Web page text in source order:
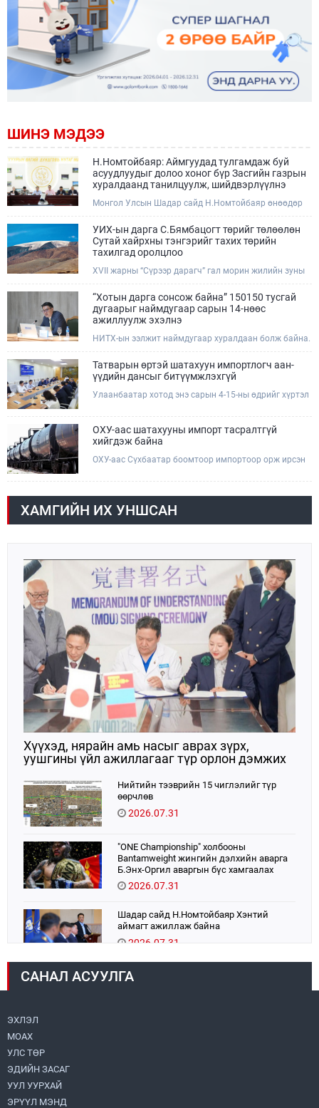
ШИНЭ МЭДЭЭ
Н.Номтойбаяр: Аймгуудад тулгамдаж буй
асуудлуудыг долоо хоног бүр Засгийн газрын
хуралдаанд танилцуулж, шийдвэрлүүлнэ
Монгол Улсын Шадар сайд Н.Номтойбаяр өнөөдөр
сайдын 10 дугаар албан даалгавар, Улсын Онцгой
комиссын даргын 3 дугаар тушаалын хүрээнд
Өмнөговь аймагт байгаль орчин, уул уурхайн 358
зөрчил илрүүлж, 200 гаруйг нь арилгуулаад байна.
УИХ-ын дарга С.Бямбацогт төрийг төлөөлөн
Сутай хайрхны тэнгэрийг тахих төрийн
тахилгад оролцлоо
XVII жарны “Сүрээр дарагч” гал морин жилийн зуны
өдөр /2026.08.06/ Сутай хайрхны тэнгэрийг тайх
төрийн тахилга боллоо.
“Хотын дарга сонсож байна” 150150 тусгай
дугаарыг наймдугаар сарын 14-нөөс
ажиллуулж эхэлнэ
НИТХ-ын ээлжит наймдугаар хуралдаан болж байна.
захиргааны байгууллага, албан тушаалтанд 2025,
2026 оны эхний хагас жилийн байдлаар иргэдээс
ирсэн өргөдөл, гомдлын шийдвэрлэлтийн тайлан
мэдээллийг сонслоо.
Татварын өртэй шатахуун импортлогч аан-
үүдийн дансыг битүүмжлэхгүй
Улаанбаатар хотод энэ сарын 4-15-ны өдрийг хүртэл
шатахуун түгээх станцуудын өдрийн борлуулалт хоёр
дахин буурч нэг машиныг цэнэглэх хурд нэмэгдсэн
танилцууллаа.
ОХУ-аас шатахууны импорт тасралтгүй
хийгдэж байна
ОХУ-аас Сүхбаатар боомтоор импортоор орж ирсэн
АИ-92 автобензин орж иржээ.
ХАМГИЙН ИХ УНШСАН
Хүүхэд, нярайн амь насыг аврах зүрх,
уушгины үйл ажиллагааг түр орлон дэмжих
Нийтийн тээврийн 15 чиглэлийг түр
өөрчлөв
2026.07.31
"ONE Championship" холбооны
Bantamweight жингийн дэлхийн аварга
Б.Энх-Оргил аваргын бүс хамгаалах
тулаанаа өнөөдөр хийнэ.
2026.07.31
Шадар сайд Н.Номтойбаяр Хэнтий
аймагт ажиллаж байна
2026.07.31
Авто зам шинээр барина
САНАЛ АСУУЛГА
ЭХЛЭЛ
МОАХ
УЛС ТӨР
ЭДИЙН ЗАСАГ
УУЛ УУРХАЙ
ЭРҮҮЛ МЭНД